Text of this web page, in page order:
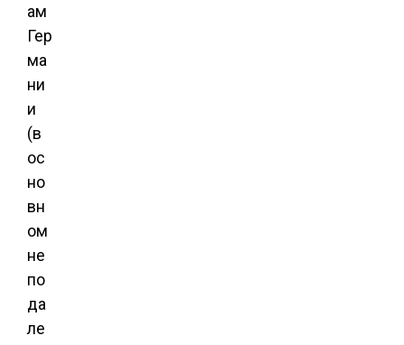
ам
Гер
ма
ни
и
(в
ос
но
вн
ом
не
по
да
ле